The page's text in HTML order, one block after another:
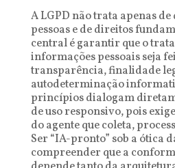
A LGPD não trata apenas
pessoas e de direitos
central é garantir que o
informações pessoais seja
transparência, finalidade
autodeterminação
princípios dialogam
de uso responsivo, pois
do agente que coleta,
Ser “IA-pronto” sob a ótica
compreender que a